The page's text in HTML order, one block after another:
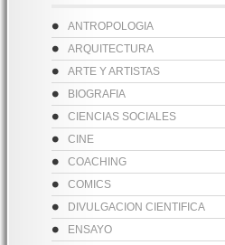
ANTROPOLOGIA
ARQUITECTURA
ARTE Y ARTISTAS
BIOGRAFIA
CIENCIAS SOCIALES
CINE
COACHING
COMICS
DIVULGACION CIENTIFICA
ENSAYO